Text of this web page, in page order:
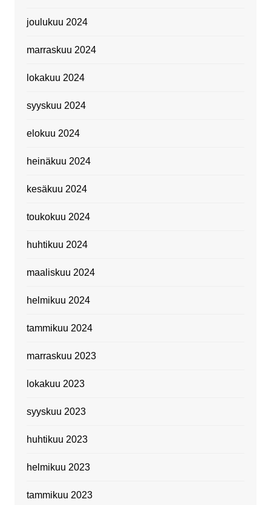
joulukuu 2024
marraskuu 2024
lokakuu 2024
syyskuu 2024
elokuu 2024
heinäkuu 2024
kesäkuu 2024
toukokuu 2024
huhtikuu 2024
maaliskuu 2024
helmikuu 2024
tammikuu 2024
marraskuu 2023
lokakuu 2023
syyskuu 2023
huhtikuu 2023
helmikuu 2023
tammikuu 2023